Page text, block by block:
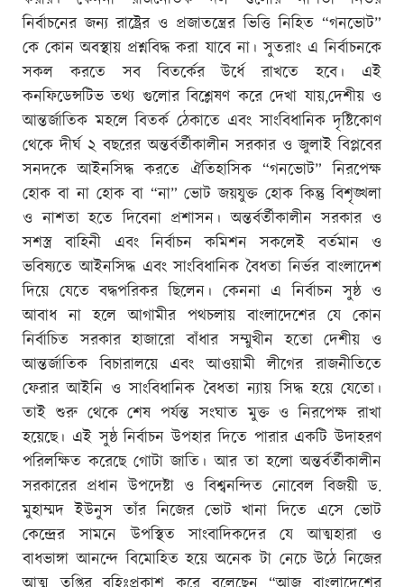
নির্বাচনের জন্য রাষ্ট্রের ও প্রজাতন্ত্রের ভিত্তি নিহিত “গনভোট”
কে কোন অবস্থায় প্রশ্নবিদ্ধ করা যাবে না। সুতরাং এ নির্বাচনকে
সকল করতে সব বিতর্কের উর্ধে রাখতে হবে। এই
কনফিডেন্সটিভ তথ্য গুলোর বিশ্লেষণ করে দেখা যায়,দেশীয় ও
আন্তর্জাতিক মহলে বিতর্ক ঠেকাতে এবং সাংবিধানিক দৃষ্টিকোণ
থেকে দীর্ঘ ২ বছরের অন্তর্বর্তীকালীন সরকার ও জুলাই বিপ্লবের
সনদকে আইনসিদ্ধ করতে ঐতিহাসিক “গনভোট” নিরপেক্ষ
হোক বা না হোক বা “না” ভোট জয়যুক্ত হোক কিন্তু বিশৃঙ্খলা
ও নাশতা হতে দিবেনা প্রশাসন। অন্তর্বর্তীকালীন সরকার ও
সশস্ত্র বাহিনী এবং নির্বাচন কমিশন সকলেই বর্তমান ও
ভবিষ্যতে আইনসিদ্ধ এবং সাংবিধানিক বৈধতা নির্ভর বাংলাদেশ
দিয়ে যেতে বদ্ধপরিকর ছিলেন। কেননা এ নির্বাচন সুষ্ঠ ও
আবাধ না হলে আগামীর পথচলায় বাংলাদেশের যে কোন
নির্বাচিত সরকার হাজারো বাঁধার সম্মুখীন হতো দেশীয় ও
আন্তর্জাতিক বিচারালয়ে এবং আওয়ামী লীগের রাজনীতিতে
ফেরার আইনি ও সাংবিধানিক বৈধতা ন্যায় সিদ্ধ হয়ে যেতো।
তাই শুরু থেকে শেষ পর্যন্ত সংঘাত মুক্ত ও নিরপেক্ষ রাখা
হয়েছে। এই সুষ্ঠ নির্বাচন উপহার দিতে পারার একটি উদাহরণ
পরিলক্ষিত করেছে গোটা জাতি। আর তা হলো অন্তর্বর্তীকালীন
সরকারের প্রধান উপদেষ্টা ও বিশ্বনন্দিত নোবেল বিজয়ী ড.
মুহাম্মদ ইউনুস তাঁর নিজের ভোট খানা দিতে এসে ভোট
কেন্দ্রের সামনে উপস্থিত সাংবাদিকদের যে আত্মহারা ও
বাধভাঙ্গা আনন্দে বিমোহিত হয়ে অনেক টা নেচে উঠে নিজের